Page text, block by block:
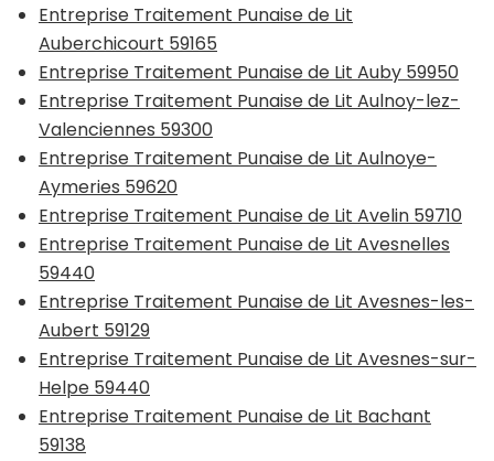
Entreprise Traitement Punaise de Lit
Auberchicourt 59165
Entreprise Traitement Punaise de Lit Auby 59950
Entreprise Traitement Punaise de Lit Aulnoy-lez-
Valenciennes 59300
Entreprise Traitement Punaise de Lit Aulnoye-
Aymeries 59620
Entreprise Traitement Punaise de Lit Avelin 59710
Entreprise Traitement Punaise de Lit Avesnelles
59440
Entreprise Traitement Punaise de Lit Avesnes-les-
Aubert 59129
Entreprise Traitement Punaise de Lit Avesnes-sur-
Helpe 59440
Entreprise Traitement Punaise de Lit Bachant
59138